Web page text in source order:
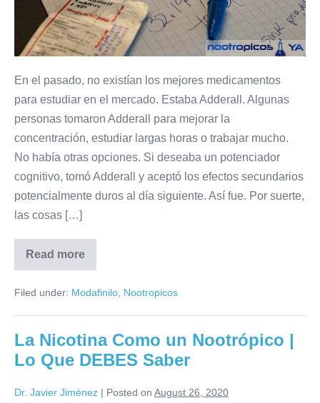
En el pasado, no existían los mejores medicamentos
para estudiar en el mercado. Estaba Adderall. Algunas
personas tomaron Adderall para mejorar la
concentración, estudiar largas horas o trabajar mucho.
No había otras opciones. Si deseaba un potenciador
cognitivo, tomó Adderall y aceptó los efectos secundarios
potencialmente duros al día siguiente. Así fue. Por suerte,
las cosas […]
Read more
Filed under: Modafinilo Nootropicos
La Nicotina Como un Nootrópico |
Lo Que DEBES Saber
Dr. Javier Jiménez | Posted on August 26, 2020